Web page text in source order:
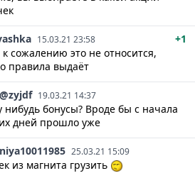
15.03.21 23:58
+1
сожалению это не относится,
правила выдаёт
@zyjdf 19.03.21 14:37
нибудь бонусы? Вроде бы с начала
дней прошло уже
25.03.21 15:09
из магнита грузить